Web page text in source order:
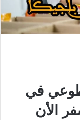
في
الأن